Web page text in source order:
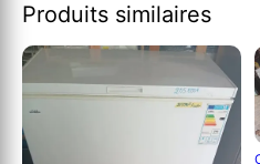
Produits similaires